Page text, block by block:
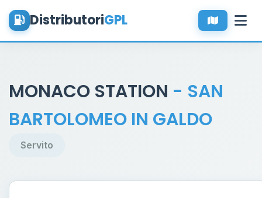
DistributoriGPL
MONACO STATION - SAN
BARTOLOMEO IN GALDO
Servito